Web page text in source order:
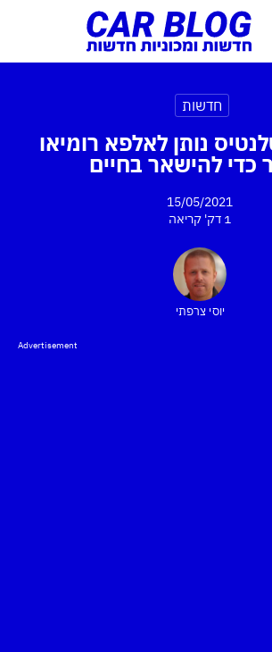
חדשות
נותן לאלפא רומיאו
כדי להישאר בחיים
15/05/2021
1 דק'
קריאה
יוסי צרפתי
Advertisement